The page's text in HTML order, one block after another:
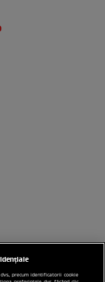
precum identificatorii cookie